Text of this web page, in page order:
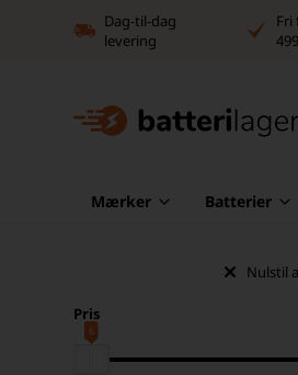
Dag-til-dag
levering
Fri
Mærker Batterier
Nulstil
Pris
6